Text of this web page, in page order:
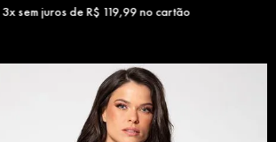
3x sem juros deR$ 119,99no cartão